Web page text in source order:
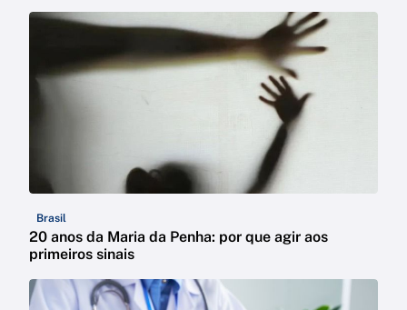
Brasil
20 anos da Maria da Penha: por que agir aos
primeiros sinais